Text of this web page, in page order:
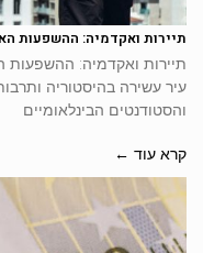
תיירות ואקדמיה: ההשפעות
תיירות ואקדמיה: ההשפעות
עיר עשירה בהיסטוריה
והסטודנטים הבינלאומיים
קרא עוד ←